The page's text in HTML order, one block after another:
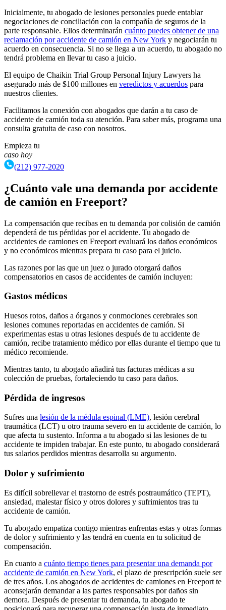
Inicialmente, tu abogado de lesiones personales puede entablar
negociaciones de conciliación con la compañía de seguros de la
parte responsable. Ellos determinarán cuánto puedes obtener de una
reclamación por accidente de camión en New York y negociarán tu
acuerdo en consecuencia. Si no se llega a un acuerdo, tu abogado no
tendrá problema en llevar tu caso a juicio.
El equipo de Chaikin Trial Group Personal Injury Lawyers ha
asegurado más de $100 millones en veredictos y acuerdos para
nuestros clientes.
Facilitamos la conexión con abogados que darán a tu caso de
accidente de camión toda su atención. Para saber más, programa una
consulta gratuita de caso con nosotros.
Empieza tu
caso hoy
(212) 977-2020
¿Cuánto vale una demanda por accidente
de camión en Freeport?
La compensación que recibas en tu demanda por colisión de camión
dependerá de tus pérdidas por el accidente. Tu abogado de
accidentes de camiones en Freeport evaluará los daños económicos
y no económicos mientras prepara tu caso para el juicio.
Las razones por las que un juez o jurado otorgará daños
compensatorios en casos de accidentes de camión incluyen:
Gastos médicos
Huesos rotos, daños a órganos y conmociones cerebrales son
lesiones comunes reportadas en accidentes de camión. Si
experimentas estas u otras lesiones después de tu accidente de
camión, recibe tratamiento médico por ellas durante el tiempo que tu
médico recomiende.
Mientras tanto, tu abogado añadirá tus facturas médicas a su
colección de pruebas, fortaleciendo tu caso para daños.
Pérdida de ingresos
Sufres una lesión de la médula espinal (LME), lesión cerebral
traumática (LCT) u otro trauma severo en tu accidente de camión, lo
que afecta tu sustento. Informa a tu abogado si las lesiones de tu
accidente te impiden trabajar. En este punto, tu abogado considerará
tus salarios perdidos mientras desarrolla su argumento.
Dolor y sufrimiento
Es difícil sobrellevar el trastorno de estrés postraumático (TEPT),
ansiedad, malestar físico y otros dolores y sufrimientos tras tu
accidente de camión.
Tu abogado empatiza contigo mientras enfrentas estas y otras formas
de dolor y sufrimiento y las tendrá en cuenta en tu solicitud de
compensación.
En cuanto a cuánto tiempo tienes para presentar una demanda por
accidente de camión en New York, el plazo de prescripción suele ser
de tres años. Los abogados de accidentes de camiones en Freeport te
aconsejarán demandar a las partes responsables por daños sin
demora. Después de presentar tu demanda, tu abogado te